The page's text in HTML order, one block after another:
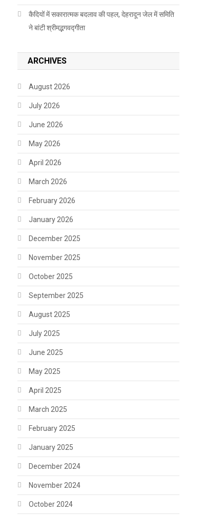
कैदियों में सकारात्मक बदलाव की पहल, देहरादून जेल में समिति
ने बांटी श्रीमद्भगवद्गीता
ARCHIVES
August 2026
July 2026
June 2026
May 2026
April 2026
March 2026
February 2026
January 2026
December 2025
November 2025
October 2025
September 2025
August 2025
July 2025
June 2025
May 2025
April 2025
March 2025
February 2025
January 2025
December 2024
November 2024
October 2024